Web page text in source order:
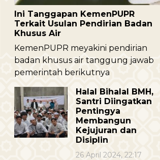
Ini Tanggapan KemenPUPR
Terkait Usulan Pendirian Badan
Khusus Air
KemenPUPR meyakini pendirian
badan khusus air tanggung jawab
pemerintah berikutnya
Halal Bihalal BMH,
Santri Diingatkan
Pentingya
Membangun
Kejujuran dan
Disiplin
26 April 2024, 22:17